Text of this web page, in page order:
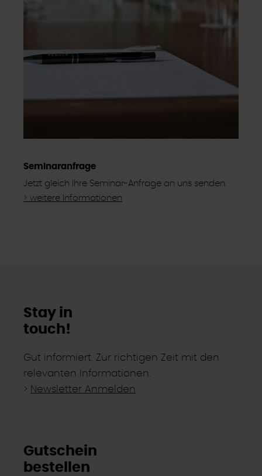
Seminaranfrage
Jetzt gleich Ihre Seminar-Anfrage an uns senden.
> weitere Informationen
Stay in
touch!
Gut informiert. Zur richtigen Zeit mit den
relevanten Informationen.
> Newsletter Anmelden
Gutschein
bestellen